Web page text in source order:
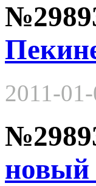
2011-
новый